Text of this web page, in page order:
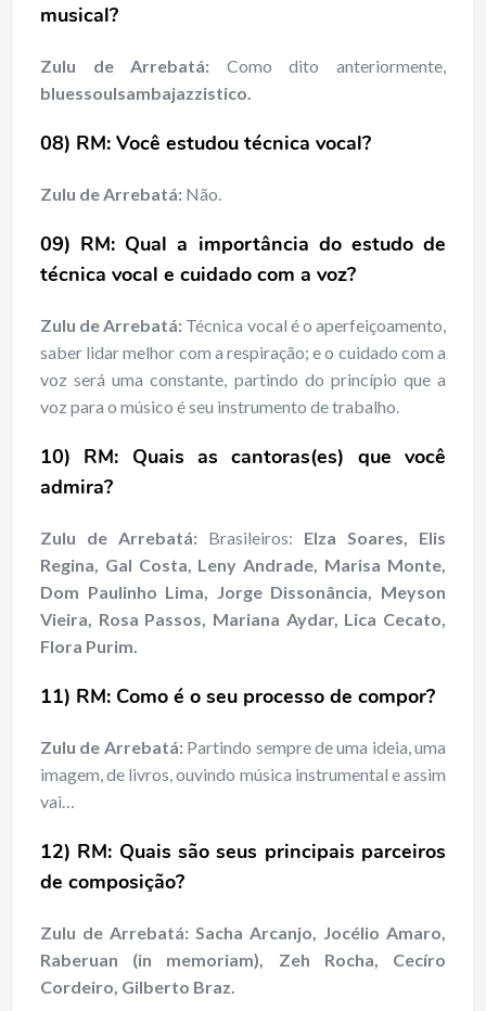
musical?
Zulu de Arrebatá: Como dito anteriormente,
bluessoulsambajazzistico.
08) RM: Você estudou técnica vocal?
Zulu de Arrebatá: Não.
09) RM: Qual a importância do estudo de
técnica vocal e cuidado com a voz?
Zulu de Arrebatá: Técnica vocal é o aperfeiçoamento,
saber lidar melhor com a respiração; e o cuidado com a
voz será uma constante, partindo do princípio que a
voz para o músico é seu instrumento de trabalho.
10) RM: Quais as cantoras(es) que você
admira?
Zulu de Arrebatá: Brasileiros: Elza Soares, Elis
Regina, Gal Costa, Leny Andrade, Marisa Monte,
Dom Paulinho Lima, Jorge Dissonância, Meyson
Vieira, Rosa Passos, Mariana Aydar, Lica Cecato,
Flora Purim.
11) RM: Como é o seu processo de compor?
Zulu de Arrebatá: Partindo sempre de uma ideia, uma
imagem, de livros, ouvindo música instrumental e assim
vai…
12) RM: Quais são seus principais parceiros
de composição?
Zulu de Arrebatá: Sacha Arcanjo, Jocélio Amaro,
Raberuan (in memoriam), Zeh Rocha, Cecíro
Cordeiro, Gilberto Braz.